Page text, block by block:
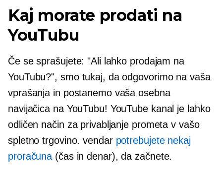
Kaj morate prodati na
YouTubu
Če se sprašujete: "Ali lahko prodajam na
YouTubu?", smo tukaj, da odgovorimo na vaša
vprašanja in postanemo vaša osebna
navijačica na YouTubu! YouTube kanal je lahko
odličen način za privabljanje prometa v vašo
spletno trgovino. vendar potrebujete nekaj
proračuna (čas in denar), da začnete.